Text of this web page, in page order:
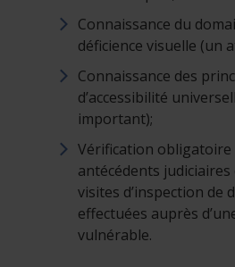
Connaissance du
déficience visuelle (un
Connaissance des
d’accessibilité
important);
Vérification obligatoire
antécédents
visites d’inspection de
effectuées auprès
vulnérable.